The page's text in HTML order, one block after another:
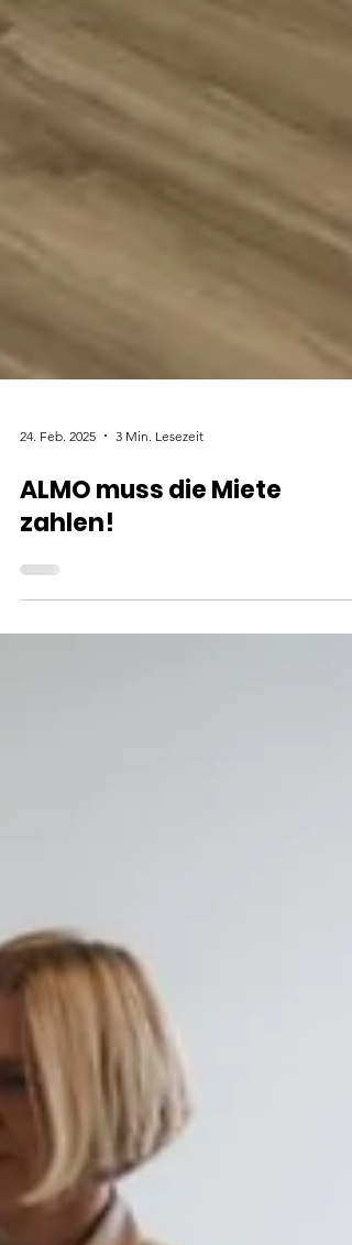
24. Feb. 2025 3 Min. Lesezeit
ALMO muss die Miete
zahlen!